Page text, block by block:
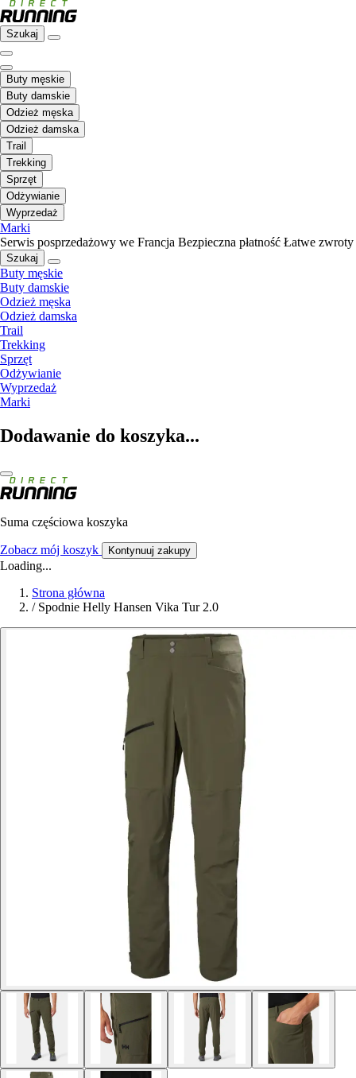
Szukaj
Buty męskie
Buty damskie
Odzież męska
Odzież damska
Trail
Trekking
Sprzęt
Odżywianie
Wyprzedaż
Marki
Serwis posprzedażowy we Francja Bezpieczna płatność Łatwe zwroty
Szukaj
Buty męskie
Buty damskie
Odzież męska
Odzież damska
Trail
Trekking
Sprzęt
Odżywianie
Wyprzedaż
Marki
Dodawanie do koszyka...
Suma częściowa koszyka
Zobacz mój koszyk Kontynuuj zakupy
Loading...
Strona główna
/ Spodnie Helly Hansen Vika Tur 2.0